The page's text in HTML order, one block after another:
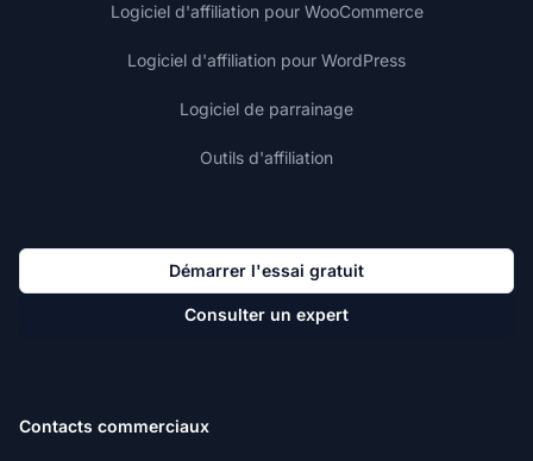
Logiciel d'affiliation pour WooCommerce
Logiciel d'affiliation pour WordPress
Logiciel de parrainage
Outils d'affiliation
Démarrer l'essai gratuit
Consulter un expert
Contacts commerciaux